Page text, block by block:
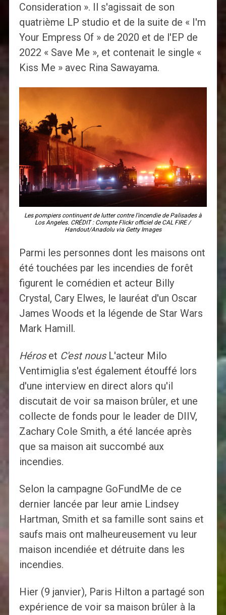
Consideration ». Il s'agissait de son
quatrième LP studio et de la suite de « I'm
Your Empress Of » de 2020 et de l'EP de
2022 « Save Me », et contenait le single «
Kiss Me » avec Rina Sawayama.
Les pompiers continuent de lutter contre l'incendie de Palisades à
Los Angeles. CRÉDIT : Compte Flickr officiel de CAL FIRE /
Handout/Anadolu via Getty Images
Parmi les personnes dont les maisons ont
été touchées par les incendies de forêt
figurent le comédien et acteur Billy
Crystal, Cary Elwes, le lauréat d'un Oscar
James Woods et la légende de Star Wars
Mark Hamill.
Héroset C'est nousL'acteur Milo
Ventimiglia s'est également étouffé lors
d'une interview en direct alors qu'il
discutait de voir sa maison brûler, et une
collecte de fonds pour le leader de DIIV,
Zachary Cole Smith, a été lancée après
que sa maison ait succombé aux
incendies.
Selon la campagne GoFundMe de ce
dernier lancée par leur amie Lindsey
Hartman, Smith et sa famille sont sains et
saufs mais ont malheureusement vu leur
maison incendiée et détruite dans les
incendies.
Hier (9 janvier), Paris Hilton a partagé son
expérience de voir sa maison brûler à la